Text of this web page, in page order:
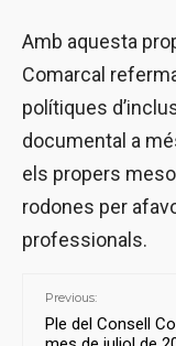
Amb aquesta
Comarcal
polítiques
documental a
els propers
rodones per
professionals.
Previous:
Ple del Consell